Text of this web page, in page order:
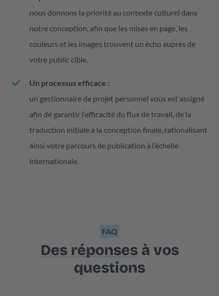
nous donnons la priorité au contexte culturel dans
notre conception, afin que les mises en page, les
couleurs et les images trouvent un écho auprès de
votre public cible.
Un processus efficace :
un gestionnaire de projet personnel vous est assigné
afin de garantir l’efficacité du flux de travail, de la
traduction initiale à la conception finale, rationalisant
ainsi votre parcours de publication à l’échelle
internationale.
FAQ
Des réponsesà vos
questions